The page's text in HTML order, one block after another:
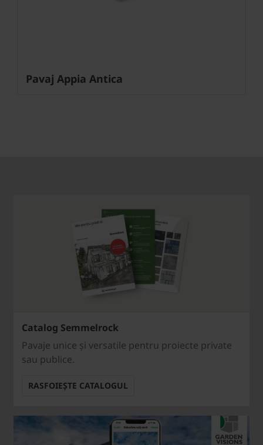
Pavaj Appia Antica
Catalog Semmelrock
Pavaje unice și versatile pentru proiecte private
sau publice.
RASFOIEȘTE CATALOGUL